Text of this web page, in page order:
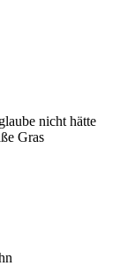
nicht hätte
Gras